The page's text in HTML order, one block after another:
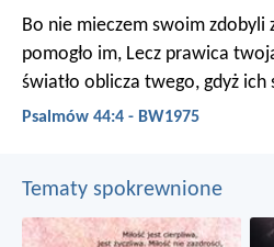
Bo nie mieczem swoim zdobyli
pomogło im, Lecz prawica
światło oblicza twego, gdyż ich
Psalmów 44:4 - BW1975
Tematy spokrewnione